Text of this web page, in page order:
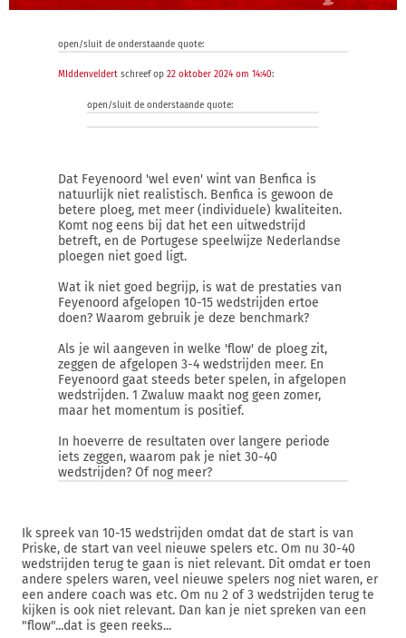
open/sluit de onderstaande quote:
MIddenveldert schreef op 22 oktober 2024 om 14:40:
open/sluit de onderstaande quote:
Dat Feyenoord 'wel even' wint van Benfica is
natuurlijk niet realistisch. Benfica is gewoon de
betere ploeg, met meer (individuele) kwaliteiten.
Komt nog eens bij dat het een uitwedstrijd
betreft, en de Portugese speelwijze Nederlandse
ploegen niet goed ligt.
Wat ik niet goed begrijp, is wat de prestaties van
Feyenoord afgelopen 10-15 wedstrijden ertoe
doen? Waarom gebruik je deze benchmark?
Als je wil aangeven in welke 'flow' de ploeg zit,
zeggen de afgelopen 3-4 wedstrijden meer. En
Feyenoord gaat steeds beter spelen, in afgelopen
wedstrijden. 1 Zwaluw maakt nog geen zomer,
maar het momentum is positief.
In hoeverre de resultaten over langere periode
iets zeggen, waarom pak je niet 30-40
wedstrijden? Of nog meer?
Ik spreek van 10-15 wedstrijden omdat dat de start is van
Priske, de start van veel nieuwe spelers etc. Om nu 30-40
wedstrijden terug te gaan is niet relevant. Dit omdat er toen
andere spelers waren, veel nieuwe spelers nog niet waren, er
een andere coach was etc. Om nu 2 of 3 wedstrijden terug te
kijken is ook niet relevant. Dan kan je niet spreken van een
"flow"...dat is geen reeks...